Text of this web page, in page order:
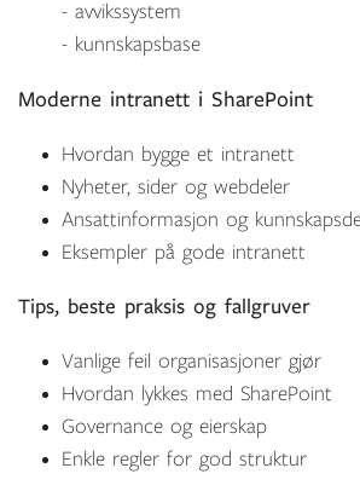
- avvikssystem
- kunnskapsbase
Moderne intranett i SharePoint
Hvordan bygge et intranett
Nyheter, sider og webdeler
Ansattinformasjon og
Eksempler på gode intranett
Tips, beste praksis og fallgruver
Vanlige feil organisasjoner gjør
Hvordan lykkes med SharePoint
Governance og eierskap
Enkle regler for god struktur